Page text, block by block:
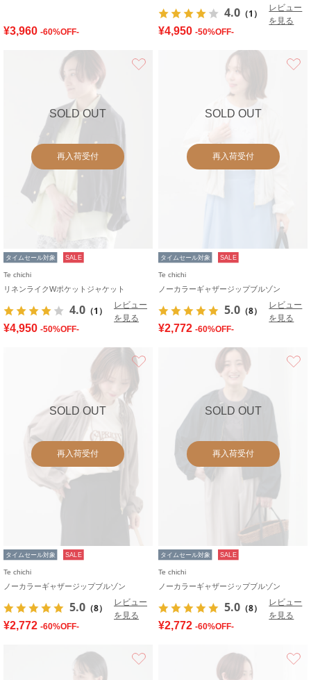
¥3,960 -60%OFF-
4.0 （1）
レビュー
を見る
¥4,950 -50%OFF-
SOLD OUT
再入荷受付
タイムセール対象 SALE
Te chichi
リネンライクWポケットジャケット
4.0 （1）
レビュー
を見る
¥4,950 -50%OFF-
SOLD OUT
再入荷受付
タイムセール対象 SALE
Te chichi
ノーカラーギャザージップブルゾン
5.0 （8）
レビュー
を見る
¥2,772 -60%OFF-
SOLD OUT
再入荷受付
タイムセール対象 SALE
Te chichi
ノーカラーギャザージップブルゾン
5.0 （8）
レビュー
を見る
¥2,772 -60%OFF-
SOLD OUT
再入荷受付
タイムセール対象 SALE
Te chichi
ノーカラーギャザージップブルゾン
5.0 （8）
レビュー
を見る
¥2,772 -60%OFF-